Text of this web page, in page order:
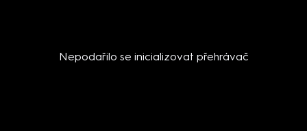
Nepodařilo se inicializovat přehrávač